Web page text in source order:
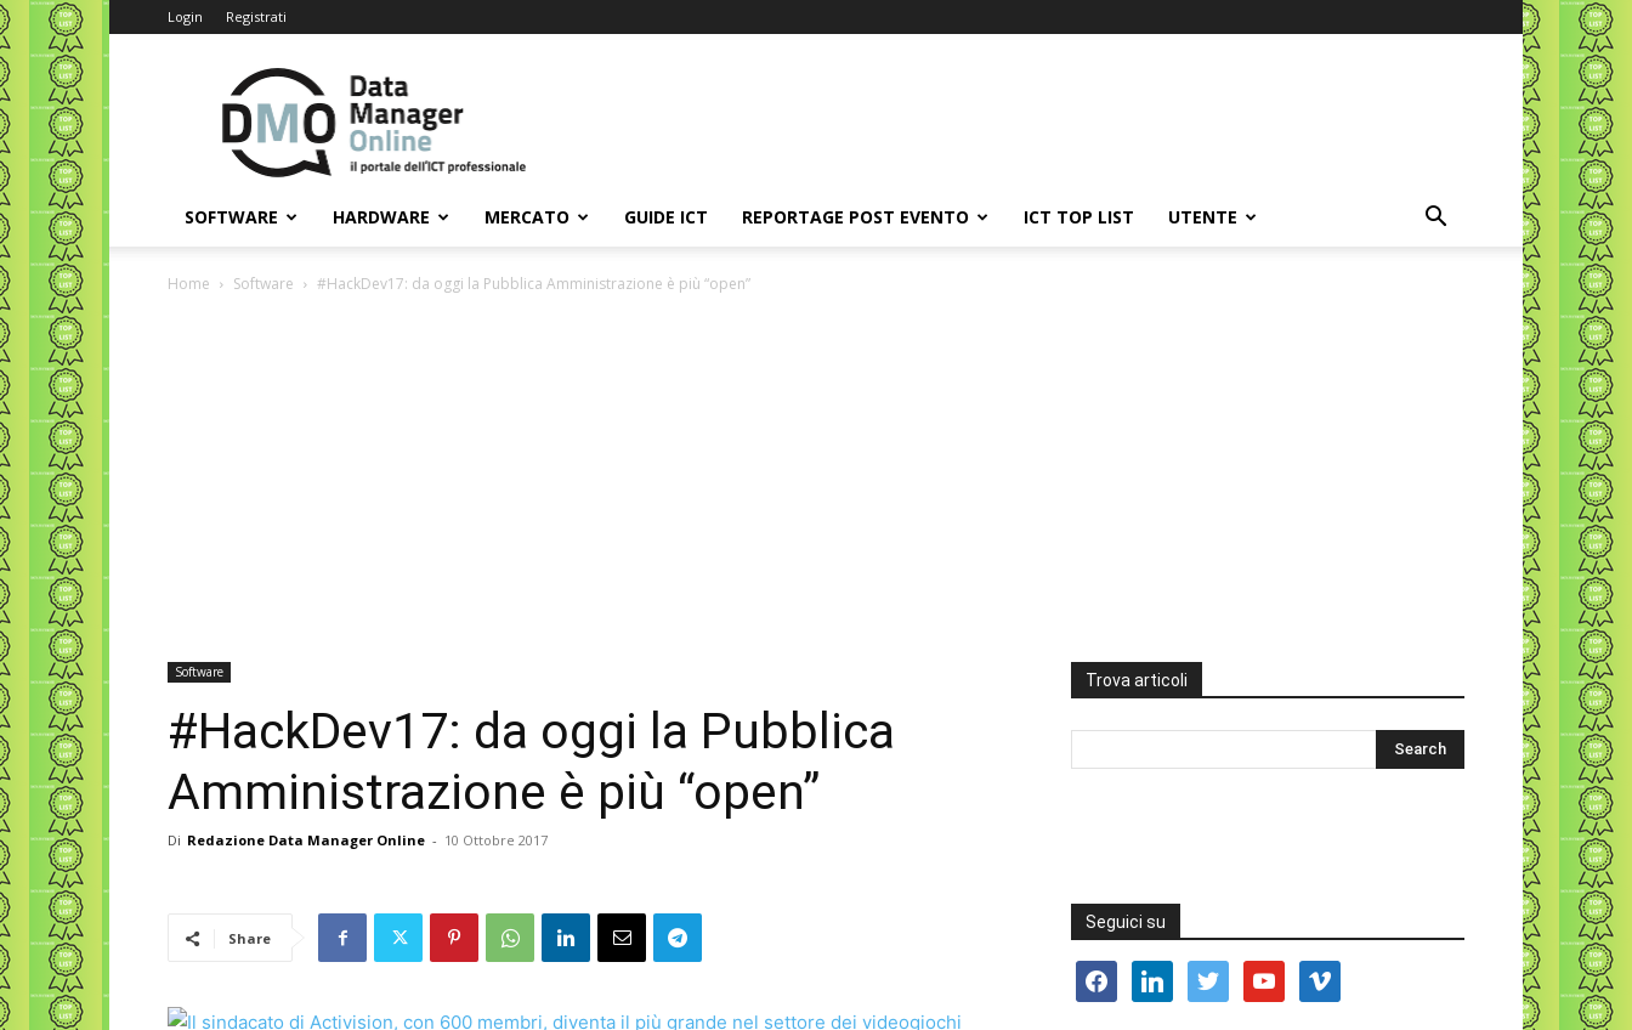
Login Registrati
Data
Manager
Online
SOFTWARE HARDWARE MERCATO GUIDE ICT REPORTAGE POST EVENTO ICT TOP LIST UTENTE
Home Software #HackDev17: da oggi la Pubblica Amministrazione è più “open”
Software
#HackDev17: da oggi la Pubblica
Amministrazione è più “open”
Di Redazione Data Manager Online - 10 Ottobre 2017
Share
Trova articoli
Seguici su
facebooklinkedin twitter youtube vimeo